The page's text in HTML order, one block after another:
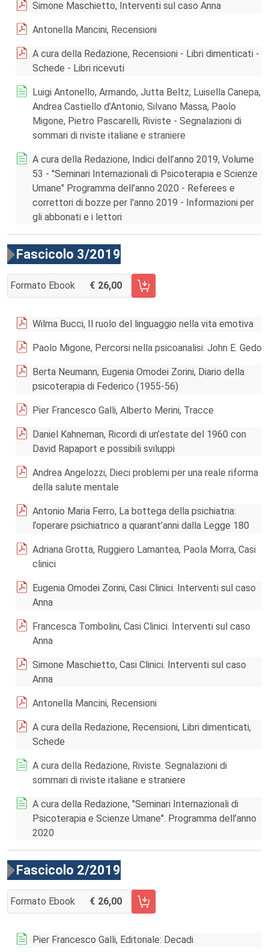
Simone Maschietto, Interventi sul caso Anna
Antonella Mancini, Recensioni
A cura della Redazione, Recensioni - Libri dimenticati -
Schede - Libri ricevuti
Luigi Antonello, Armando, Jutta Beltz, Luisella Canepa,
Andrea Castiello d’Antonio, Silvano Massa, Paolo
Migone, Pietro Pascarelli, Riviste - Segnalazioni di
sommari di riviste italiane e straniere
A cura della Redazione, Indici dell’anno 2019, Volume
53 - "Seminari Internazionali di Psicoterapia e Scienze
Umane" Programma dell’anno 2020 - Referees e
correttori di bozze per l'anno 2019 - Informazioni per
gli abbonati e i lettori
Fascicolo 3/2019
Formato Ebook 26,00
AGGIUNGI AL CARRELLO FASCICOLO 3/2019
Wilma Bucci, Il ruolo del linguaggio nella vita emotiva
Paolo Migone, Percorsi nella psicoanalisi: John E. Gedo
Berta Neumann, Eugenia Omodei Zorini, Diario della
psicoterapia di Federico (1955-56)
Pier Francesco Galli, Alberto Merini, Tracce
Daniel Kahneman, Ricordi di un’estate del 1960 con
David Rapaport e possibili sviluppi
Andrea Angelozzi, Dieci problemi per una reale riforma
della salute mentale
Antonio Maria Ferro, La bottega della psichiatria:
l’operare psichiatrico a quarant’anni dalla Legge 180
Adriana Grotta, Ruggiero Lamantea, Paola Morra, Casi
clinici
Eugenia Omodei Zorini, Casi Clinici. Interventi sul caso
Anna
Francesca Tombolini, Casi Clinici. Interventi sul caso
Anna
Simone Maschietto, Casi Clinici. Interventi sul caso
Anna
Antonella Mancini, Recensioni
A cura della Redazione, Recensioni, Libri dimenticati,
Schede
A cura della Redazione, Riviste. Segnalazioni di
sommari di riviste italiane e straniere
A cura della Redazione, "Seminari Internazionali di
Psicoterapia e Scienze Umane". Programma dell’anno
2020
Fascicolo 2/2019
Formato Ebook 26,00
AGGIUNGI AL CARRELLO FASCICOLO 2/2019
Pier Francesco Galli, Editoriale: Decadi